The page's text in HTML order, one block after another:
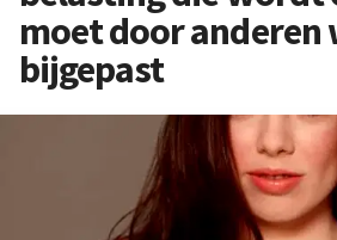
moet door anderen
bijgepast